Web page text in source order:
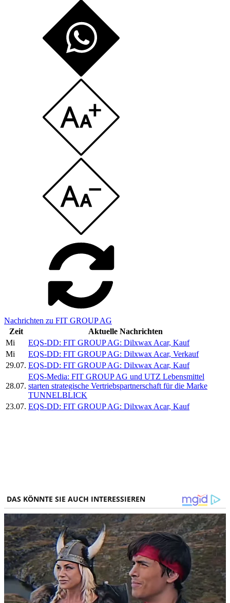
Nachrichten zu FIT GROUP AG
Zeit
Aktuelle Nachrichten
Mi
EQS-DD: FIT GROUP AG: Dilxwax Acar, Kauf
Mi
EQS-DD: FIT GROUP AG: Dilxwax Acar, Verkauf
29.07. EQS-DD: FIT GROUP AG: Dilxwax Acar, Kauf
28.07.
EQS-Media: FIT GROUP AG und UTZ Lebensmittel
starten strategische Vertriebspartnerschaft für die Marke
TUNNELBLICK
23.07. EQS-DD: FIT GROUP AG: Dilxwax Acar, Kauf